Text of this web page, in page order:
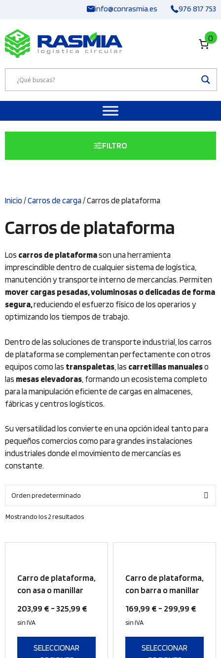
contenido
info@conrasmia.es 976 817 753
0
Inicio /Carros de carga/ Carros de plataforma
Carros de plataforma
Los carros de plataformason una herramienta
imprescindible dentro de cualquier sistema de logística,
manutención y transporte interno de mercancías. Permiten
mover cargas pesadas, voluminosas o delicadas de forma
segura,reduciendo el esfuerzo físico de los operarios y
optimizando los tiempos de trabajo.
Dentro de las soluciones de transporte industrial, los carros
de plataforma se complementan perfectamente con otros
equipos como las transpaletas , las carretillas manualeso
las mesas elevadoras , formando un ecosistema completo
para la manipulación eficiente de cargas en almacenes,
fábricas y centros logísticos.
Su versatilidad los convierte en una opción ideal tanto para
pequeños comercios como para grandes instalaciones
industriales donde el movimiento de mercancías es
constante.
Mostrando los 2 resultados
Carro de plataforma,
con asa o manillar
203,99 € -325,99 €
precios:
sin IVA
SELECCIONAR
variantes.
Las
Carro de plataforma,
con barra o manillar
169,99 € - 299,99 €
sin IVA
SELECCIONAR
variantes.
Las
FILTRO